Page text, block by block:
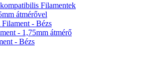
Filamentek
átmérővel
- Bézs
- 1,75mm átmérő
- Bézs